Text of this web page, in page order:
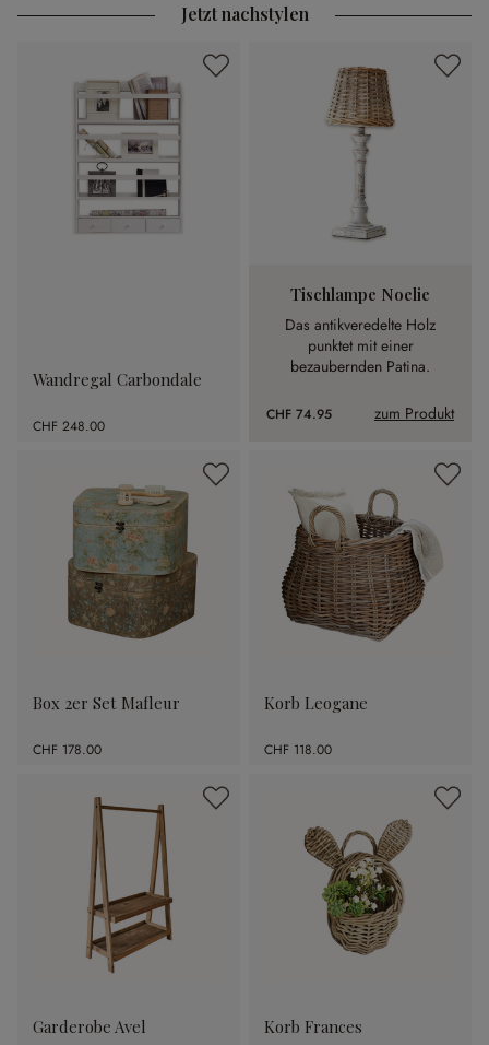
Jetzt nachstylen
Wandregal Carbondale
CHF 248.00
Tischlampe Noelie
Das antikveredelte Holz
punktet mit einer
bezaubernden Patina.
CHF 74.95 zum Produkt
Box 2er Set Mafleur
CHF 178.00
Korb Leogane
CHF 118.00
Garderobe Avel Korb Frances